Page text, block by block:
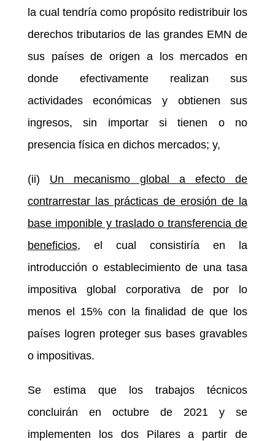
la cual tendría como propósito redistribuir los
derechos tributarios de las grandes EMN de
sus países de origen a los mercados en
donde efectivamente realizan sus
actividades económicas y obtienen sus
ingresos, sin importar si tienen o no
presencia física en dichos mercados; y,
(ii) Un mecanismo global a efecto de
contrarrestar las prácticas de erosión de la
base imponible y traslado o transferencia de
beneficios, el cual consistiría en la
introducción o establecimiento de una tasa
impositiva global corporativa de por lo
menos el 15% con la finalidad de que los
países logren proteger sus bases gravables
o impositivas.
Se estima que los trabajos técnicos
concluirán en octubre de 2021 y se
implementen los dos Pilares a partir de